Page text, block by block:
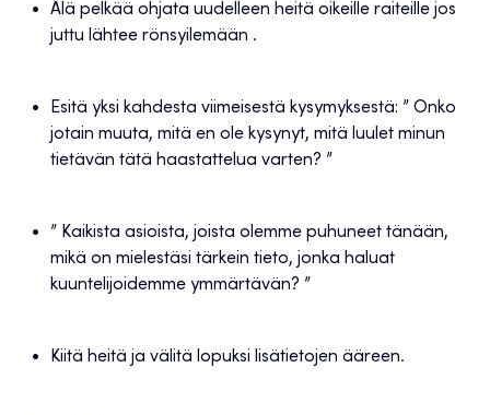
Älä pelkää ohjata uudelleen heitä oikeille raiteille jos
juttu lähtee rönsyilemään .
Esitä yksi kahdesta viimeisestä kysymyksestä: ” Onko
jotain muuta, mitä en ole kysynyt, mitä luulet minun
tietävän tätä haastattelua varten? ”
” Kaikista asioista, joista olemme puhuneet tänään,
mikä on mielestäsi tärkein tieto, jonka haluat
kuuntelijoidemme ymmärtävän? ”
Kiitä heitä ja välitä lopuksi lisätietojen ääreen.